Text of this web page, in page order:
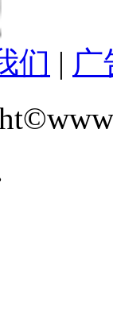
们 | 广